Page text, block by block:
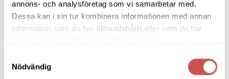
annons- och analysföretag som vi samarbetar med.
Dessa kan i sin tur kombinera informationen med annan
information som du har tillhandahållit eller som de har
Nödvändig
Barbord
Barstolar & Barpallar
Bokhyllor